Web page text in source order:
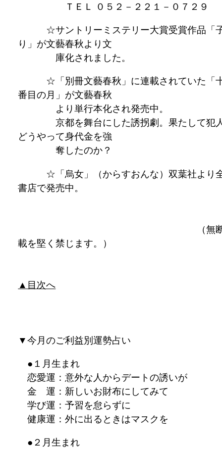
ＴＥＬ ０５２－２２１－０７２９
☆サントリーミステリー大賞受賞作品「
り」が文藝春秋より文
庫化されました。
☆「別冊文藝春秋」に連載されていた「
番目の月」が文藝春秋
より単行本化され発売中。
京都を舞台にした誘拐劇。果たして犯
どうやって身代金を強
奪したのか？
☆「烏女」（からすおんな）双葉社より
書店で発売中。
（無断
載を堅く禁じます。）
▲目次へ
▼今月のご利益別運勢占い
●１月生まれ
恋愛運：意外な人からデートの誘いが
金 運：新しいお財布にしてみて
学び運：予習を怠らずに
健康運：外に出るときはマスクを
●２月生まれ